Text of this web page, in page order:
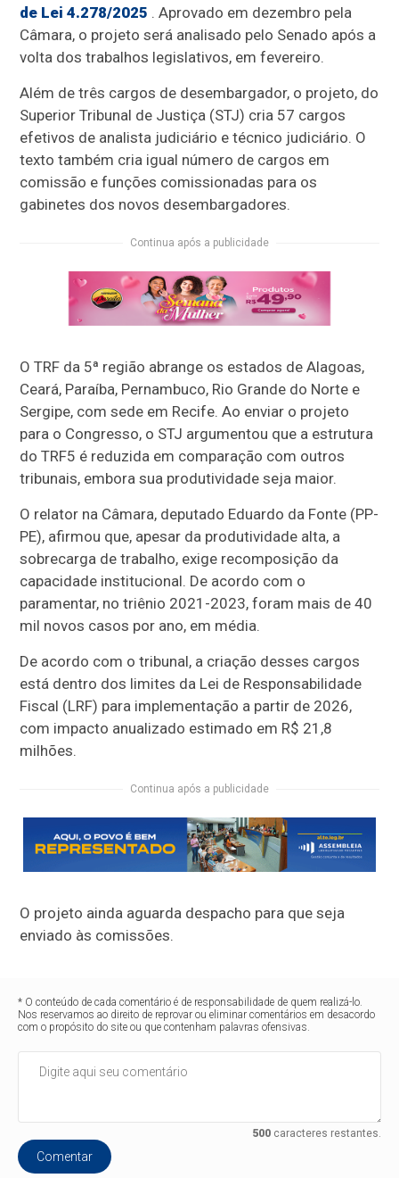
de Lei 4.278/2025 . Aprovado em dezembro pela
Câmara, o projeto será analisado pelo Senado após a
volta dos trabalhos legislativos, em fevereiro.
Além de três cargos de desembargador, o projeto, do
Superior Tribunal de Justiça (STJ) cria 57 cargos
efetivos de analista judiciário e técnico judiciário. O
texto também cria igual número de cargos em
comissão e funções comissionadas para os
gabinetes dos novos desembargadores.
Continua após a publicidade
O TRF da 5ª região abrange os estados de Alagoas,
Ceará, Paraíba, Pernambuco, Rio Grande do Norte e
Sergipe, com sede em Recife. Ao enviar o projeto
para o Congresso, o STJ argumentou que a estrutura
do TRF5 é reduzida em comparação com outros
tribunais, embora sua produtividade seja maior.
O relator na Câmara, deputado Eduardo da Fonte (PP-
PE), afirmou que, apesar da produtividade alta, a
sobrecarga de trabalho, exige recomposição da
capacidade institucional. De acordo com o
paramentar, no triênio 2021-2023, foram mais de 40
mil novos casos por ano, em média.
De acordo com o tribunal, a criação desses cargos
está dentro dos limites da Lei de Responsabilidade
Fiscal (LRF) para implementação a partir de 2026,
com impacto anualizado estimado em R$ 21,8
milhões.
Continua após a publicidade
O projeto ainda aguarda despacho para que seja
enviado às comissões.
* O conteúdo de cada comentário é de responsabilidade de quem realizá-lo.
Nos reservamos ao direito de reprovar ou eliminar comentários em desacordo
com o propósito do site ou que contenham palavras ofensivas.
500caracteres restantes.
Comentar